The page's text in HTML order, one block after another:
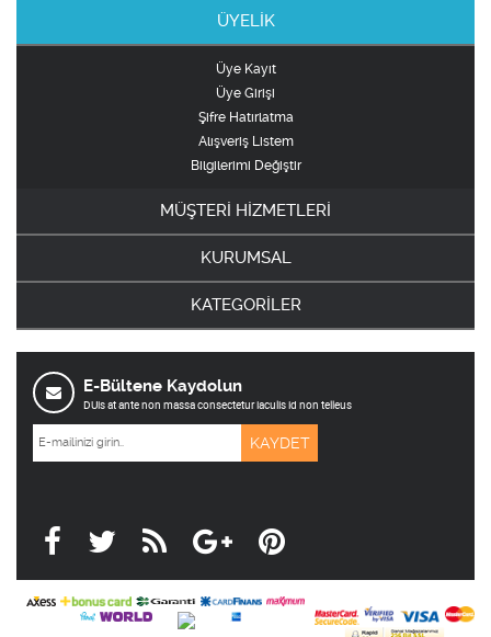
ÜYELİK
Üye Kayıt
Üye Girişi
Şifre Hatırlatma
Alışveriş Listem
Bilgilerimi Değiştir
MÜŞTERİ HİZMETLERİ
KURUMSAL
KATEGORİLER
E-Bültene Kaydolun
DUis at ante non massa consectetur iaculis id non telleus